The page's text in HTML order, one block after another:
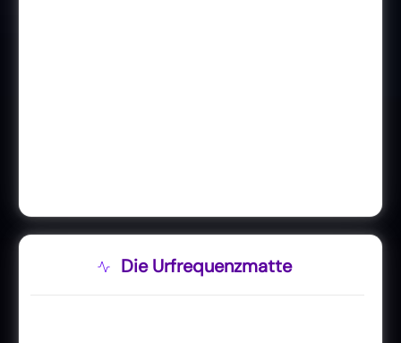
Die Urfrequenzmatte